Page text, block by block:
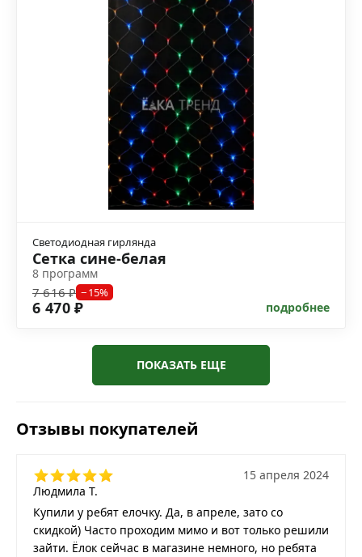
Светодиодная гирлянда
Сетка сине-белая
8 программ
7 616 ₽ −15%
6 470 ₽ подробнее
ПОКАЗАТЬ ЕЩЕ
Отзывы покупателей
Людмила Т.
15 апреля 2024
Купили у ребят елочку. Да, в апреле, зато со
скидкой) Часто проходим мимо и вот только решили
зайти. Ёлок сейчас в магазине немного, но ребята